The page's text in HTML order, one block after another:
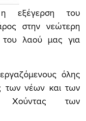
εξέγερση του
στην νεώτερη
του λαού μας για
όλης
των νέων και των
Χούντας των